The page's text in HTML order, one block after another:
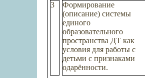
3
Формирование
(описание) системы
единого
образовательного
пространства ДТ как
условия для работы с
детьми с признаками
одарённости.